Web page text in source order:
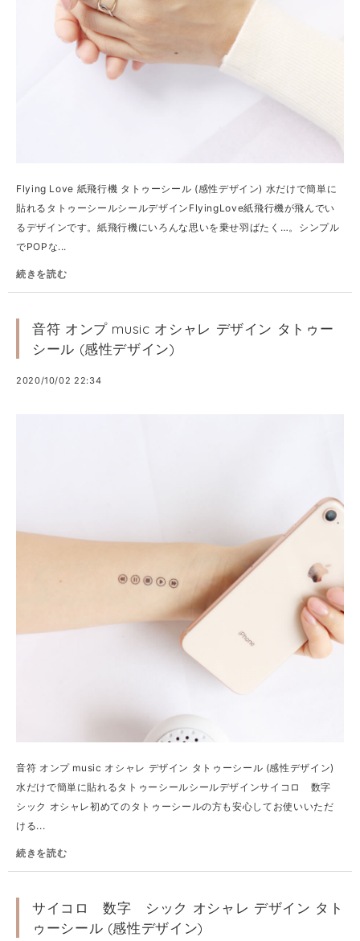
Flying Love 紙飛行機 タトゥーシール (感性デザイン) 水だけで簡単に
貼れるタトゥーシールシールデザインFlyingLove紙飛行機が飛んでい
るデザインです。紙飛行機にいろんな思いを乗せ羽ばたく…。シンプル
でPOPな...
続きを読む
音符 オンプ music オシャレ デザイン タトゥー
シール (感性デザイン)
2020/10/02 22:34
音符 オンプ music オシャレ デザイン タトゥーシール (感性デザイン)
水だけで簡単に貼れるタトゥーシールシールデザインサイコロ 数字
シック オシャレ初めてのタトゥーシールの方も安心してお使いいただ
ける...
続きを読む
サイコロ 数字 シック オシャレ デザイン タト
ゥーシール (感性デザイン)